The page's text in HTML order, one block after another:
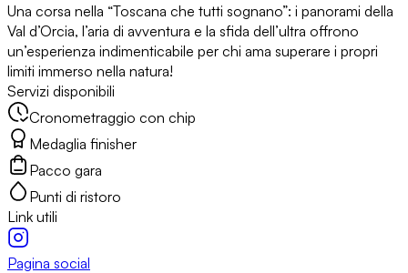
Una corsa nella “Toscana che tutti sognano”: i panorami della
Val d’Orcia, l’aria di avventura e la sfida dell’ultra offrono
un’esperienza indimenticabile per chi ama superare i propri
limiti immerso nella natura!
Servizi disponibili
Cronometraggio con chip
Medaglia finisher
Pacco gara
Punti di ristoro
Link utili
Pagina social